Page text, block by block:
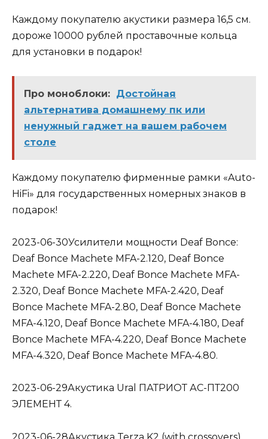
Каждому покупателю акустики размера 16,5 см.
дороже 10000 рублей проставочные кольца
для установки в подарок!
Про моноблоки: Достойная
альтернатива домашнему пк или
ненужный гаджет на вашем рабочем
столе
Каждому покупателю фирменные рамки «Auto-
HiFi» для государственных номерных знаков в
подарок!
2023-06-30Усилители мощности Deaf Bonce:
Deaf Bonce Machete MFA-2.120, Deaf Bonce
Machete MFA-2.220, Deaf Bonce Machete MFA-
2.320, Deaf Bonce Machete MFA-2.420, Deaf
Bonce Machete MFA-2.80, Deaf Bonce Machete
MFA-4.120, Deaf Bonce Machete MFA-4.180, Deaf
Bonce Machete MFA-4.220, Deaf Bonce Machete
MFA-4.320, Deaf Bonce Machete MFA-4.80.
2023-06-29Акустика Ural ПАТРИОТ АС-ПТ200
ЭЛЕМЕНТ 4.
2023-06-28Акустика Terza K2 (with crossovers).